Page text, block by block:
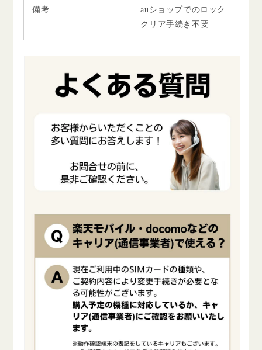
備考
auショップでのロック
クリア手続き不要